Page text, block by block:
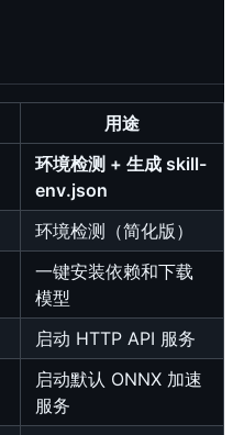
用途
环境检测 + 生成 skill-
env.json
环境检测（简化版）
一键安装依赖和下载
模型
启动 HTTP API 服务
启动默认 ONNX 加速
服务